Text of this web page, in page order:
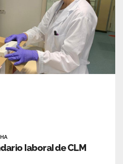
laboral de CLM